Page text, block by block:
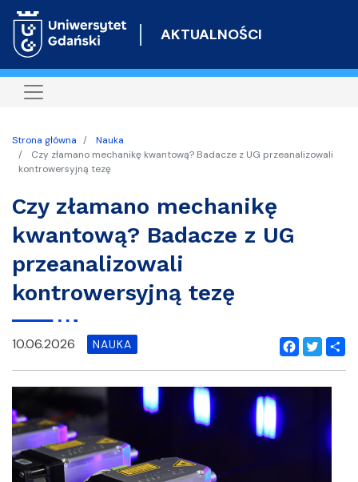
do
AKTUALNOŚCI
Strona główna
Nauka
Czy złamano mechanikę kwantową? Badacze z UG przeanalizowali
kontrowersyjną tezę
Czy złamano mechanikę
kwantową? Badacze z UG
przeanalizowali
kontrowersyjną tezę
Facebook
Twitter
10.06.2026 NAUKA